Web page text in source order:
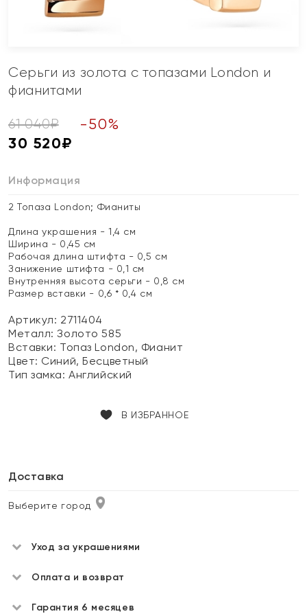
Серьги из золота с топазами London и
фианитами
61 040₽ -50%
30 520₽
Информация
2 Топаза London; Фианиты
Длина украшения - 1,4 см
Ширина - 0,45 см
Рабочая длина штифта - 0,5 см
Занижение штифта - 0,1 см
Внутренняя высота серьги - 0,8 см
Размер вставки - 0,6 * 0,4 см
Артикул: 2711404
Металл:Золото 585
Вставки: Топаз London, Фианит
Цвет: Синий, Бесцветный
Тип замка:Английский
В ИЗБРАННОЕ
Доставка
Выберите город
Уход за украшениями
Оплата и возврат
Гарантия 6 месяцев